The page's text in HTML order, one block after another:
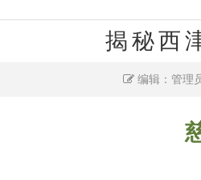
揭秘西
编辑：管理